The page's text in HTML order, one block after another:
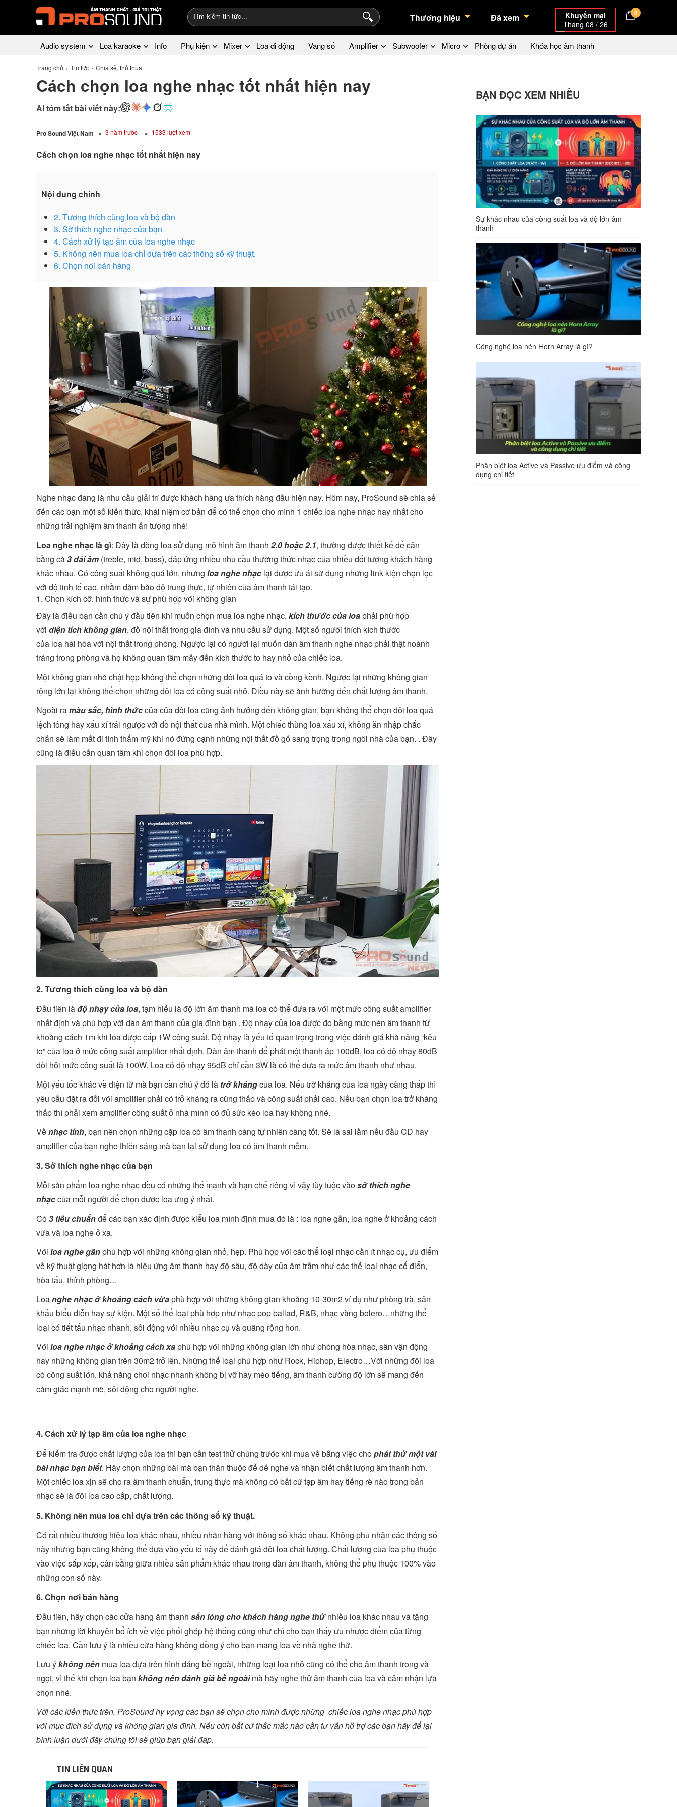
Thương hiệu Đã xem
Khuyến mại
Tháng 08 / 26
0
Audio system Loa karaoke Info Phụ kiện Mixer Loa di động Vang số Amplifier Subwoofer Micro Phòng dự án Khóa học âm thanh
Trang chủ Tin tức Chia sẻ, thủ thuật
Cách chọn loa nghe nhạc tốt nhất hiện nay
AI tóm tắt bài viết này:
Pro Sound Việt Nam 3 năm trước 1533 lượt xem
Cách chọn loa nghe nhạc tốt nhất hiện nay
Nội dung chính
2. Tương thích cùng loa và bộ dàn
3. Sở thích nghe nhạc của bạn
4. Cách xử lý tạp âm của loa nghe nhạc
5. Không nên mua loa chỉ dựa trên các thông số kỹ thuật.
6. Chọn nơi bán hàng
Nghe nhạc đang là nhu cầu giải trí được khách hàng ưa thích hàng đầu hiện nay. Hôm nay, ProSound sẽ chia sẻ
đến các bạn một số kiến thức, khái niệm cơ bản để có thể chọn cho mình 1 chiếc loa nghe nhạc hay nhất cho
những trải nghiệm âm thanh ấn tượng nhé!
Loa nghe nhạc là gì: Đây là dòng loa sử dụng mô hình âm thanh 2.0 hoặc 2.1, thường được thiết kế để cân
bằng cả3 dải âm (treble, mid, bass), đáp ứng nhiều nhu cầu thưởng thức nhạc của nhiều đối tượng khách hàng
khác nhau. Có công suất không quá lớn, nhưng loa nghe nhạc lại được ưu ái sử dụng những link kiện chọn lọc
với độ tinh tế cao, nhằm đảm bảo độ trung thực, tự nhiên của âm thanh tái tạo.
1. Chọn kích cỡ, hình thức và sự phù hợp với không gian
Đây là điều bạn cần chú ý đầu tiên khi muốn chọn mua loa nghe nhạc, kích thước của loaphải phù hợp
với diện tích không gian, đồ nội thất trong gia đình và nhu cầu sử dụng. Một số người thích kích thước
của loa hài hòa với nội thất trong phòng. Ngược lại có người lại muốn dàn âm thanh nghe nhạc phải thật hoành
tráng trong phòng và họ không quan tâm mấy đến kích thước to hay nhỏ của chiếc loa.
Một không gian nhỏ chật hẹp không thể chọn những đôi loa quá to và cồng kềnh. Ngược lại những không gian
rộng lớn lại không thể chọn những đôi loa có công suất nhỏ. Điều này sẽ ảnh hưởng đến chất lượng âm thanh.
Ngoài ramàu sắc, hình thứccủa của đôi loa cũng ảnh hưởng đến không gian, bạn không thể chọn đôi loa quá
lệch tông hay xấu xí trái ngược với đồ nội thất của nhà mình. Một chiếc thùng loa xấu xí, không ăn nhập chắc
chắn sẽ làm mất đi tính thẩm mỹ khi nó đứng cạnh những nội thất đồ gỗ sang trọng trong ngôi nhà của bạn. . Đây
cũng là điều cần quan tâm khi chọn đôi loa phù hợp.
2. Tương thích cùng loa và bộ dàn
Đầu tiên làđộ nhạy của loa, tạm hiểu là độ lớn âm thanh mà loa có thể đưa ra với một mức công suất amplifier
nhất định và phù hợp với dàn âm thanh của gia đình bạn . Độ nhạy của loa được đo bằng mức nén âm thanh từ
khoảng cách 1m khi loa được cấp 1W công suất. Độ nhạy là yếu tố quan trọng trong việc đánh giá khả năng “kêu
to” của loa ở mức công suất amplifier nhất định. Dàn âm thanh để phát một thanh áp 100dB, loa có độ nhạy 80dB
đòi hỏi mức công suất là 100W. Loa có độ nhạy 95dB chỉ cần 3W là có thể đưa ra mức âm thanh như nhau.
Một yếu tốc khác về điện tử mà bạn cần chú ý đó là trở khángcủa loa. Nếu trở kháng của loa ngày càng thấp thì
yêu cầu đặt ra đối với amplifier phải có trở kháng ra cũng thấp và công suất phải cao. Nếu bạn chọn loa trở kháng
thấp thì phải xem amplifier công suất ở nhà mình có đủ sức kéo loa hay không nhé.
Vềnhạc tính, bạn nên chọn những cặp loa có âm thanh càng tự nhiên càng tốt. Sẽ là sai lầm nếu đầu CD hay
amplifier của bạn nghe thiên sáng mà bạn lại sử dụng loa có âm thanh mềm.
3. Sở thích nghe nhạc của bạn
Mỗi sản phẩm loa nghe nhạc đều có những thế mạnh và hạn chế riêng vì vậy tùy tuộc vàosở thích nghe
nhạccủa mỗi người để chọn được loa ưng ý nhất.
Có3 tiêu chuẩnđể các bạn xác định được kiểu loa mình định mua đó là : loa nghe gần, loa nghe ở khoảng cách
vừa và loa nghe ở xa.
Với loa nghe gầnphù hợp với những không gian nhỏ, hẹp. Phù hợp với các thể loại nhạc cần ít nhạc cụ, ưu điểm
về kỹ thuật giọng hát hơn là hiệu ứng âm thanh hay độ sâu, độ dày của âm trầm như các thể loại nhạc cổ điển,
hòa tấu, thính phòng…
Loanghe nhạc ở khoảng cách vừaphù hợp với những không gian khoảng 10-30m2 ví dụ như phòng trà, sân
khấu biểu diễn hay sự kiện. Một số thể loại phù hợp như nhạc pop ballad, R&B, nhạc vàng bolero…những thể
loại có tiết tấu nhạc nhanh, sôi động với nhiều nhạc cụ và quãng rộng hơn.
Với loa nghe nhạc ở khoảng cách xaphù hợp với những không gian lớn như phòng hòa nhạc, sân vận động
hay những không gian trên 30m2 trở lên. Những thể loại phù hợp như Rock, Hiphop, Electro…Với những đôi loa
có công suất lớn, khả năng chơi nhạc nhanh không bị vỡ hay méo tiếng, âm thanh cường độ lớn sẽ mang đến
cảm giác mạnh mẽ, sôi động cho người nghe.
4. Cách xử lý tạp âm của loa nghe nhạc
Để kiểm tra được chất lượng của loa thì bạn cần test thử chúng trước khi mua về bằng việc chophát thử một vài
bài nhạc bạn biết. Hãy chọn những bài mà bạn thân thuộc để dễ nghe và nhận biết chất lượng âm thanh hơn.
Một chiếc loa xịn sẽ cho ra âm thanh chuẩn, trung thực mà không có bất cứ tạp âm hay tiếng rè nào trong bản
nhạc sẽ là đôi loa cao cấp, chất lượng.
5. Không nên mua loa chỉ dựa trên các thông số kỹ thuật.
Có rất nhiều thương hiệu loa khác nhau, nhiều nhãn hàng với thông số khác nhau. Không phủ nhận các thông số
này nhưng bạn cũng không thể dựa vào yếu tố này để đánh giá đôi loa chất lượng. Chất lượng của loa phụ thuộc
vào việc sắp xếp, cân bằng giữa nhiều sản phẩm khác nhau trong dàn âm thanh, không thể phụ thuộc 100% vào
những con số này.
6. Chọn nơi bán hàng
Đầu tiên, hãy chọn các cửa hàng âm thanh sẵn lòng cho khách hàng nghe thửnhiều loa khác nhau và tặng
bạn những lời khuyên bổ ích về việc phối ghép hệ thống cũng như chỉ cho bạn thấy ưu nhược điểm của từng
chiếc loa. Cần lưu ý là nhiều cửa hàng không đồng ý cho bạn mang loa về nhà nghe thử.
Lưu ýkhông nên mua loa dựa trên hình dáng bề ngoài, những loại loa nhỏ cũng có thể cho âm thanh trong và
ngọt, vì thế khi chọn loa bạn không nên đánh giá bề ngoàimà hãy nghe thử âm thanh của loa và cảm nhận lựa
chọn nhé.
Với các kiến thức trên, ProSound hy vọng các bạn sẽ chọn cho mình được những chiếc loa nghe nhạc phù hợp
với mục đích sử dụng và không gian gia đình. Nếu còn bất cứ thắc mắc nào cần tư vấn hỗ trợ các bạn hãy để lại
bình luận dưới đây chúng tôi sẽ giúp bạn giải đáp.
TIN LIÊN QUAN
BẠN ĐỌC XEM NHIỀU
Sự khác nhau của công suất loa và độ lớn âm
thanh
Công nghệ loa nén Horn Array là gì?
Phân biệt loa Active và Passive ưu điểm và công
dụng chi tiết